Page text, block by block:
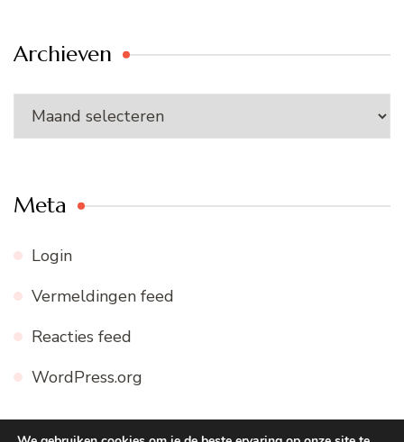
Archieven
Archieven
Meta
Login
Vermeldingen feed
Reacties feed
WordPress.org